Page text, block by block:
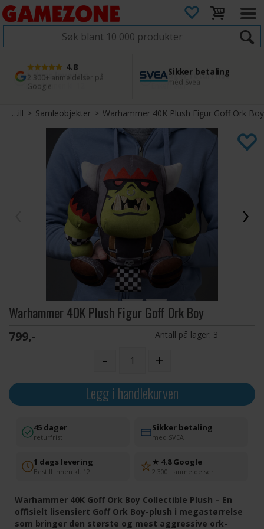
4.8
2 300+ anmeldelser på
Google
Sikker betaling
med Svea
1 dags levering
Bestill innen kl. 12
45 dager returfrist
Enkel retur
Miniatyrspill >Samleobjekter>Warhammer 40K Plush Figur Goff Ork Boy
Warhammer 40K Plush Figur Goff Ork Boy
799,- Antall på lager: 3
- +
Legg i handlekurven
45 dager
returfrist
Sikker betaling
med SVEA
1 dags levering
Bestill innen kl. 12
★ 4.8 Google
2 300+ anmeldelser
Warhammer 40K Goff Ork Boy Collectible Plush – En
offisielt lisensiert Goff Ork Boy-plush i megastørrelse
som bringer den største og mest aggressive ork-